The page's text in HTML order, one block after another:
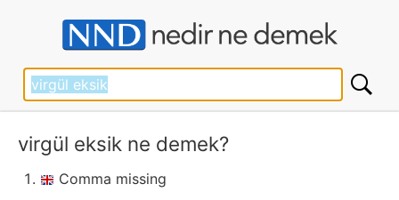
virgül eksik ne demek?
Comma missing